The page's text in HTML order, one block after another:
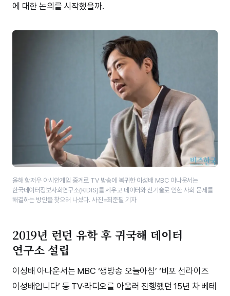
에 대한 논의를 시작했을까.
올해 항저우 아시안게임 중계로 TV 방송에 복귀한 이성배 MBC 아나운서는
한국데이터정보사회연구소(KIDIS)를 세우고 데이터와 신기술로 인한 사회 문제를
해결하는 방안을 찾으러 나섰다. 사진=최준필 기자
2019년 런던 유학 후 귀국해 데이터
연구소 설립
이성배 아나운서는 MBC ‘생방송 오늘아침’ ‘비포 선라이즈
이성배입니다’ 등 TV·라디오를 아울러 진행했던 15년 차 베테